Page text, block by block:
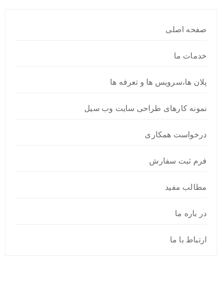
صفحه اصلی
خدمات ما
پلان ها،سرویس ها و تعرفه ها
نمونه کارهای طراحی سایت وب سیل
درخواست همکاری
فرم ثبت سفارش
مطالب مفید
در باره ما
ارتباط با ما